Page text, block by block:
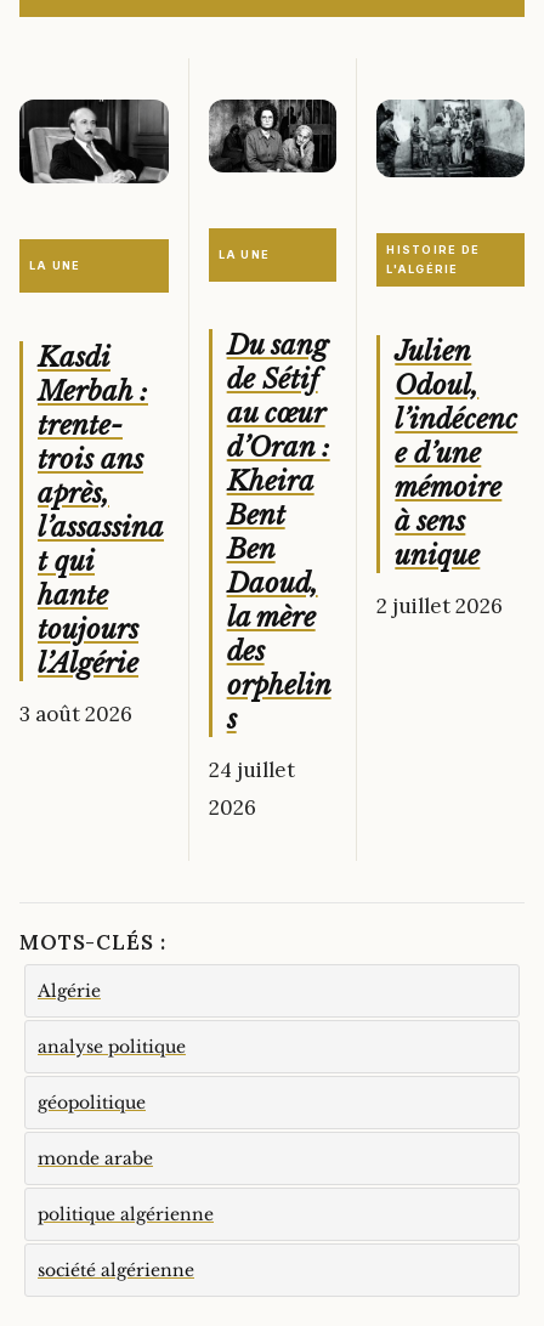
LA UNE
Kasdi
Merbah :
trente-
trois ans
après,
l’assassina
t qui
hante
toujours
l’Algérie
3 août 2026
LA UNE
Du sang
de Sétif
au cœur
d’Oran :
Kheira
Bent
Ben
Daoud,
la mère
des
orphelin
s
24 juillet
2026
HISTOIRE DE
L'ALGÉRIE
Julien
Odoul,
l’indécenc
e d’une
mémoire
à sens
unique
2 juillet 2026
MOTS-CLÉS :
Algérie
analyse politique
géopolitique
monde arabe
politique algérienne
société algérienne